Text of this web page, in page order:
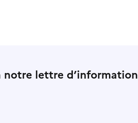
notre lettre d’information